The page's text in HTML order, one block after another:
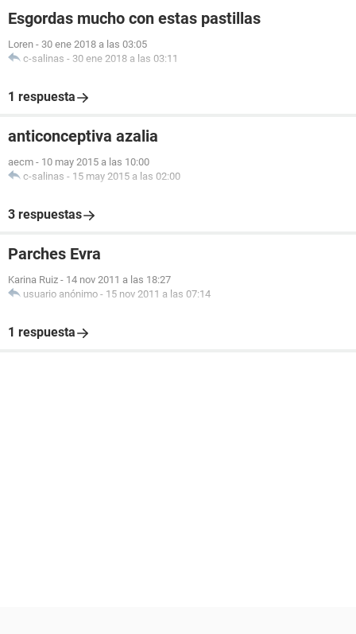
Esgordas mucho con estas pastillas
Loren - 30 ene 2018 a las 03:05
c-salinas - 30 ene 2018 a las 03:11
1 respuesta
anticonceptiva azalia
aecm - 10 may 2015 a las 10:00
c-salinas - 15 may 2015 a las 02:00
3 respuestas
Parches Evra
Karina Ruiz - 14 nov 2011 a las 18:27
usuario anónimo - 15 nov 2011 a las 07:14
1 respuesta